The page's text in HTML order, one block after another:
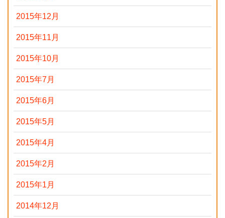
2015年12月
2015年11月
2015年10月
2015年7月
2015年6月
2015年5月
2015年4月
2015年2月
2015年1月
2014年12月